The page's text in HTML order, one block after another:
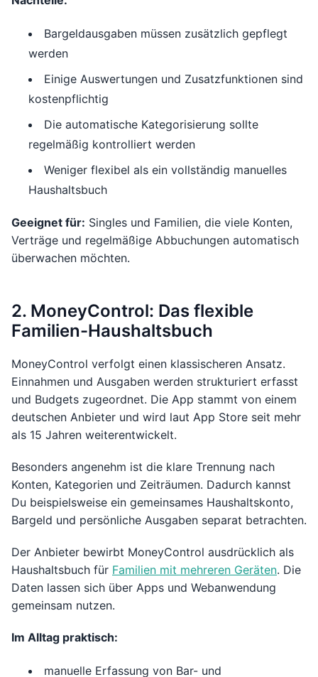
Bargeldausgaben müssen zusätzlich gepflegt
werden
Einige Auswertungen und Zusatzfunktionen sind
kostenpflichtig
Die automatische Kategorisierung sollte
regelmäßig kontrolliert werden
Weniger flexibel als ein vollständig manuelles
Haushaltsbuch
Geeignet für: Singles und Familien, die viele Konten,
Verträge und regelmäßige Abbuchungen automatisch
überwachen möchten.
2. MoneyControl: Das flexible
Familien-Haushaltsbuch
MoneyControl verfolgt einen klassischeren Ansatz.
Einnahmen und Ausgaben werden strukturiert erfasst
und Budgets zugeordnet. Die App stammt von einem
deutschen Anbieter und wird laut App Store seit mehr
als 15 Jahren weiterentwickelt.
Besonders angenehm ist die klare Trennung nach
Konten, Kategorien und Zeiträumen. Dadurch kannst
Du beispielsweise ein gemeinsames Haushaltskonto,
Bargeld und persönliche Ausgaben separat betrachten.
Der Anbieter bewirbt MoneyControl ausdrücklich als
Haushaltsbuch für Familien mit mehreren Geräten. Die
Daten lassen sich über Apps und Webanwendung
gemeinsam nutzen.
Im Alltag praktisch:
manuelle Erfassung von Bar- und